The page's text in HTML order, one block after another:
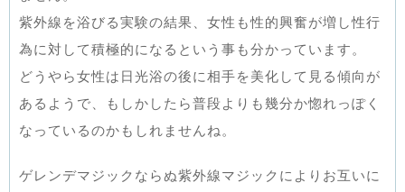
紫外線を浴びる実験の結果、女性も性的興奮が増し性行
為に対して積極的になるという事も分かっています。
どうやら女性は日光浴の後に相手を美化して見る傾向が
あるようで、もしかしたら普段よりも幾分か惚れっぽく
なっているのかもしれませんね。
ゲレンデマジックならぬ紫外線マジックによりお互いに